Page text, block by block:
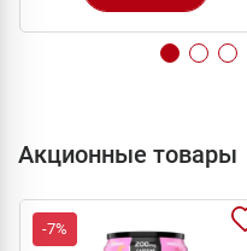
Акционные товары
-7%